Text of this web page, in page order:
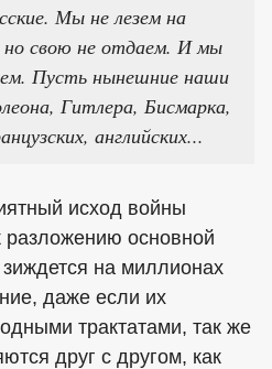
Мы не лезем на
свою не отдаем. И мы
Пусть нынешние наши
Гитлера, Бисмарка,
английских...
исход войны
разложению основной
на миллионах
даже если их
трактатами, так же
друг с другом, как